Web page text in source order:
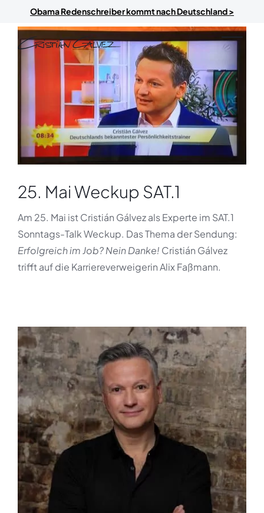
Skip to main content
Obama Redenschreiber kommt nach Deutschland >
25. Mai Weckup SAT.1
Am 25. Mai ist Cristián Gálvez als Experte im SAT.1
Sonntags-Talk Weckup. Das Thema der Sendung:
Erfolgreich im Job? Nein Danke! Cristián Gálvez
trifft auf die Karriereverweigerin Alix Faßmann.